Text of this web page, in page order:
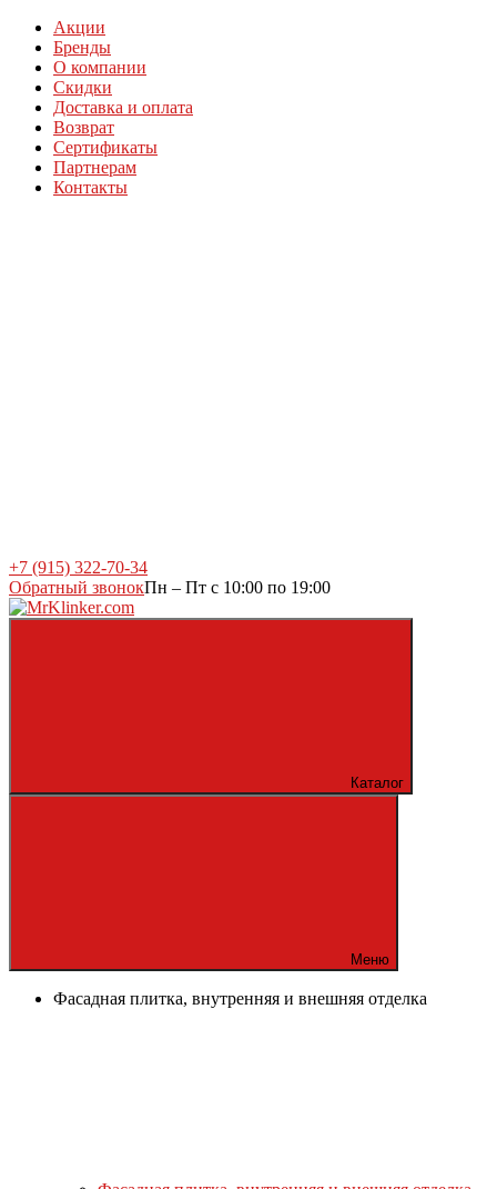
Акции
Бренды
О компании
Скидки
Доставка и оплата
Возврат
Сертификаты
Партнерам
Контакты
+7 (915) 322-70-34
Обратный звонокПн – Пт с 10:00 по 19:00
Каталог
Меню
Фасадная плитка, внутренняя и внешняя отделка